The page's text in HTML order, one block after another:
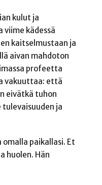
kulut ja
viime kädessä
kaitselmustaan ja
aivan mahdoton
profeetta
vakuuttaa: että
eivätkä tuhon
ja
paikallasi. Et
huolen. Hän